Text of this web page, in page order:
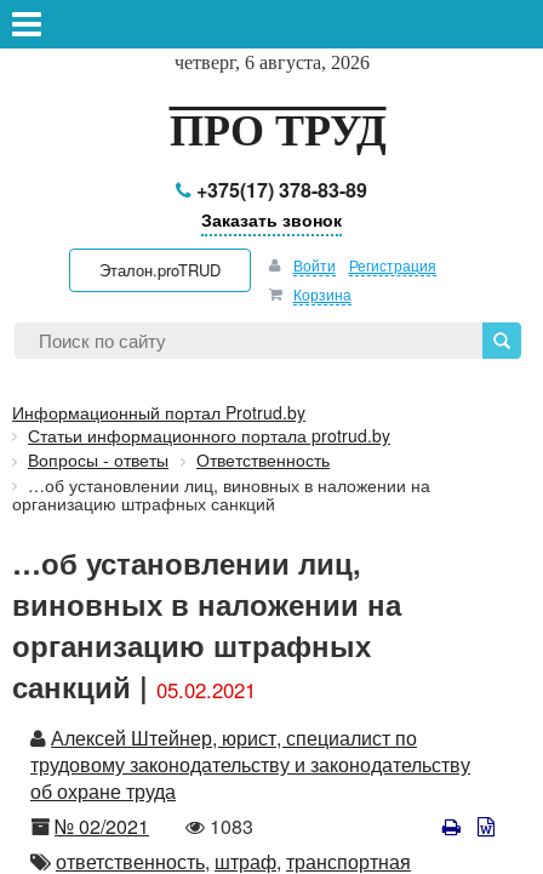
четверг, 6 августа, 2026
ПРО ТРУД
+375(17) 378-83-89
Заказать звонок
Эталон.proTRUD Войти
Регистрация
Корзина
Информационный портал Protrud.by
Статьи информационного портала protrud.by
Вопросы - ответы
Ответственность
…об установлении лиц, виновных в наложении на
организацию штрафных санкций
…об установлении лиц,
виновных в наложении на
организацию штрафных
санкций | 05.02.2021
Автор
Алексей Штейнер, юрист, специалист по
трудовому законодательству и законодательству
об охране труда
Номер
№ 02/2021
Количество
просмотров
1083
Автор
ответственность, штраф, транспортная